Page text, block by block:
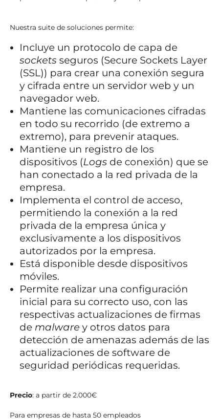
Nuestra suite de soluciones permite:
Incluye un protocolo de capa de
sockets seguros (Secure Sockets Layer
(SSL)) para crear una conexión segura
y cifrada entre un servidor web y un
navegador web.
Mantiene las comunicaciones cifradas
en todo su recorrido (de extremo a
extremo), para prevenir ataques.
Mantiene un registro de los
dispositivos (Logs de conexión) que se
han conectado a la red privada de la
empresa.
Implementa el control de acceso,
permitiendo la conexión a la red
privada de la empresa única y
exclusivamente a los dispositivos
autorizados por la empresa.
Está disponible desde dispositivos
móviles.
Permite realizar una configuración
inicial para su correcto uso, con las
respectivas actualizaciones de firmas
de malware y otros datos para
detección de amenazas además de las
actualizaciones de software de
seguridad periódicas requeridas.
Precio: a partir de 2.000€
Para empresas de hasta 50 empleados